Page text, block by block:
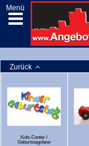
Menü
Zurück
Kids-Center /
Geburtstagsfeier